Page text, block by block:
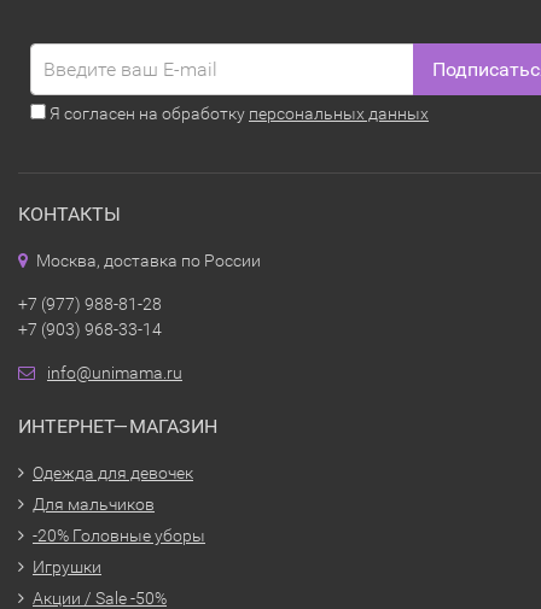
Я согласен на обработку персональных данных
КОНТАКТЫ
Москва, доставка по России
+7 (977) 988-81-28
+7 (903) 968-33-14
info@unimama.ru
ИНТЕРНЕТ—МАГАЗИН
Одежда для девочек
Для мальчиков
-20% Головные уборы
Игрушки
Акции / Sale -50%